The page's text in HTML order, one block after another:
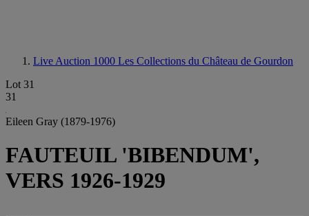
Live Auction 1000 Les Collections du Château de Gourdon
Lot 31
31
Eileen Gray (1879-1976)
FAUTEUIL 'BIBENDUM',
VERS 1926-1929